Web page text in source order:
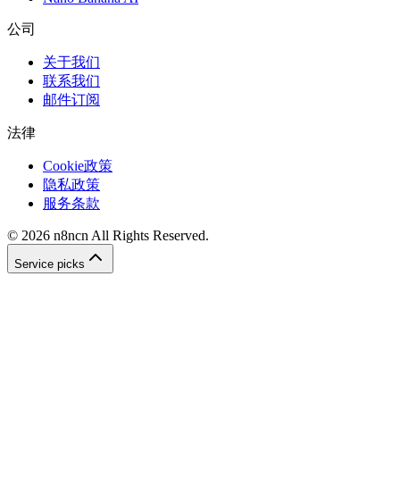
公司
关于我们
联系我们
邮件订阅
法律
Cookie政策
隐私政策
服务条款
© 2026 n8ncn All Rights Reserved.
Service picks